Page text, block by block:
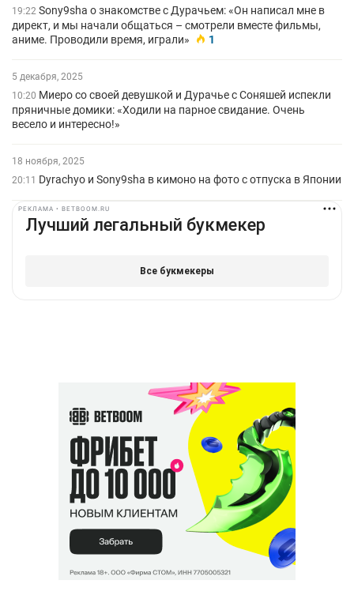
19:22 Sony9sha о знакомстве с Дурачьем: «Он написал мне в
директ, и мы начали общаться – смотрели вместе фильмы,
аниме. Проводили время, играли»
1
5 декабря, 2025
10:20 Миеро со своей девушкой и Дурачье с Соняшей испекли
пряничные домики: «Ходили на парное свидание. Очень
весело и интересно!»
18 ноября, 2025
20:11 Dyrachyo и Sony9sha в кимоно на фото с отпуска в Японии
РЕКЛАМА • BETBOOM.RU